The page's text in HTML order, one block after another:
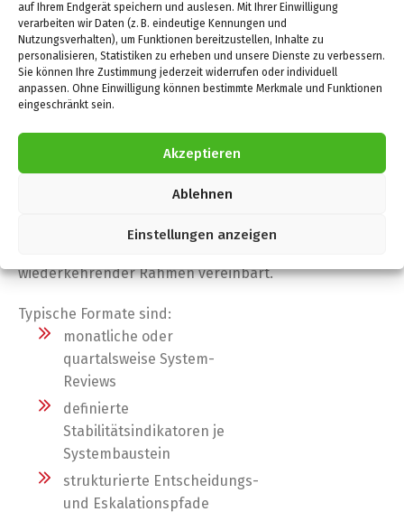
auf Ihrem Endgerät speichern und auslesen. Mit Ihrer Einwilligung
verarbeiten wir Daten (z. B. eindeutige Kennungen und
Nutzungsverhalten), um Funktionen bereitzustellen, Inhalte zu
personalisieren, Statistiken zu erheben und unsere Dienste zu verbessern.
Sie können Ihre Zustimmung jederzeit widerrufen oder individuell
anpassen. Ohne Einwilligung können bestimmte Merkmale und Funktionen
eingeschränkt sein.
Akzeptieren
Ablehnen
Einstellungen anzeigen
verändert werden soll
strukturelle Klarheit bewusst
vermieden wird
Partnerschaft ersetzt keine
Führungsarchitektur. Sie sichert
wiederkehrender Rahmen vereinbart.
Typische Formate sind:
monatliche oder
quartalsweise System-
Reviews
definierte
Stabilitätsindikatoren je
Systembaustein
strukturierte Entscheidungs-
und Eskalationspfade